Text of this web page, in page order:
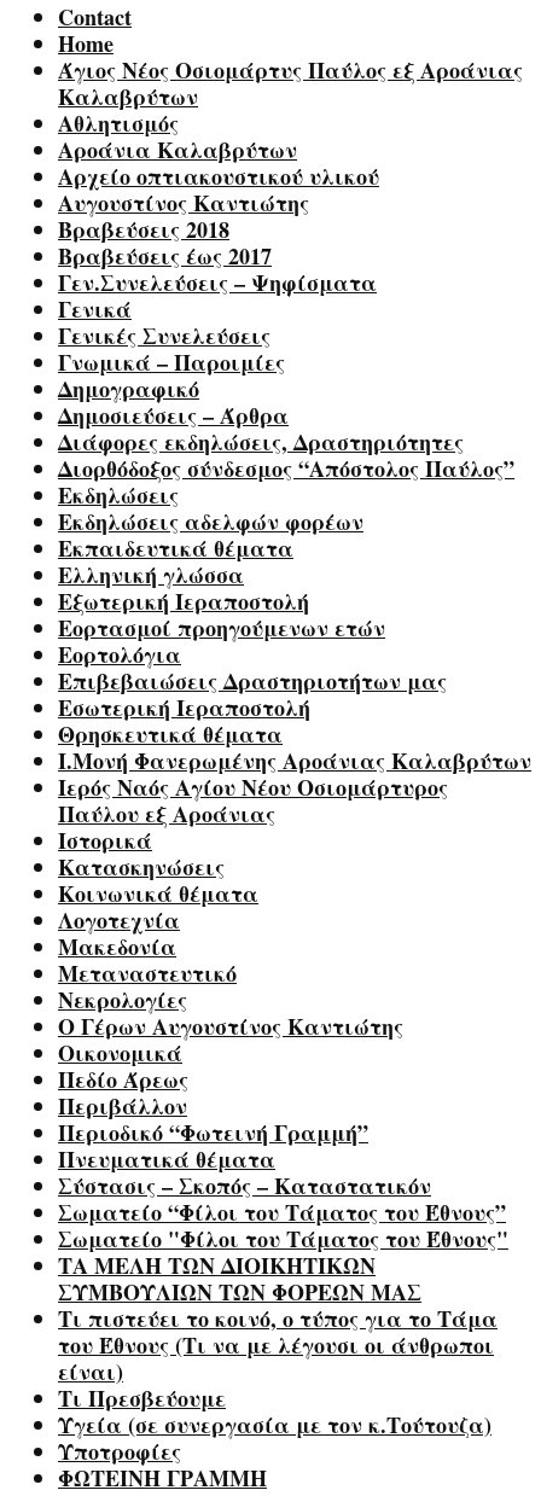
Contact
Home
Άγιος Νέος Οσιομάρτυς Παύλος εξ Αροάνιας
Καλαβρύτων
Αθλητισμός
Αροάνια Καλαβρύτων
Αρχείο οπτιακουστικού υλικού
Αυγουστίνος Καντιώτης
Βραβεύσεις 2018
Βραβεύσεις έως 2017
Γεν.Συνελεύσεις – Ψηφίσματα
Γενικά
Γενικές Συνελεύσεις
Γνωμικά – Παροιμίες
Δημογραφικό
Δημοσιεύσεις – Άρθρα
Διάφορες εκδηλώσεις, Δραστηριότητες
Διορθόδοξος σύνδεσμος “Απόστολος Παύλος”
Εκδηλώσεις
Εκδηλώσεις αδελφών φορέων
Εκπαιδευτικά θέματα
Ελληνική γλώσσα
Εξωτερική Ιεραποστολή
Εορτασμοί προηγούμενων ετών
Εορτολόγια
Επιβεβαιώσεις Δραστηριοτήτων μας
Εσωτερική Ιεραποστολή
Θρησκευτικά θέματα
Ι.Μονή Φανερωμένης Αροάνιας Καλαβρύτων
Ιερός Ναός Αγίου Νέου Οσιομάρτυρος
Παύλου εξ Αροάνιας
Ιστορικά
Κατασκηνώσεις
Κοινωνικά θέματα
Λογοτεχνία
Μακεδονία
Μεταναστευτικό
Νεκρολογίες
Ο Γέρων Αυγουστίνος Καντιώτης
Οικονομικά
Πεδίο Άρεως
Περιβάλλον
Περιοδικό “Φωτεινή Γραμμή”
Πνευματικά θέματα
Σύστασις – Σκοπός – Καταστατικόν
Σωματείο “Φίλοι του Τάματος του Έθνους”
Σωματείο "Φίλοι του Τάματος του Έθνους"
ΤΑ ΜΕΛΗ ΤΩΝ ΔΙΟΙΚΗΤΙΚΩΝ
ΣΥΜΒΟΥΛΙΩΝ ΤΩΝ ΦΟΡΕΩΝ ΜΑΣ
Τι πιστεύει το κοινό, ο τύπος για το Τάμα
του Έθνους (Τι να με λέγουσι οι άνθρωποι
είναι)
Τι Πρεσβεύουμε
Υγεία (σε συνεργασία με τον κ.Τούτουζα)
Υποτροφίες
ΦΩΤΕΙΝΗ ΓΡΑΜΜΗ